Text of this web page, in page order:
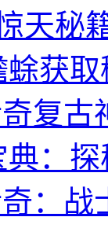
天
获
复
：
：